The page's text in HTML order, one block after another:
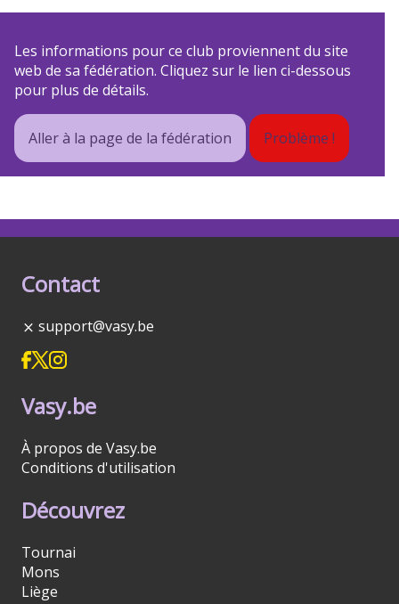
Les informations pour ce club proviennent du site
web de sa fédération. Cliquez sur le lien ci-dessous
pour plus de détails.
Aller à la page de la fédération Problème !
Contact
support@vasy.be
Vasy.be
À propos de Vasy.be
Conditions d'utilisation
Découvrez
Tournai
Mons
Liège